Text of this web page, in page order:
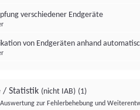
verschiedener Endgeräte
von Endgeräten anhand
/ Statistik (nicht IAB) (1)
zur Fehlerbehebung und